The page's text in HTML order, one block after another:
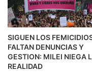
SIGUEN LOS
FALTAN DENUNCIAS Y
GESTION: MILEI NIEGA
REALIDAD